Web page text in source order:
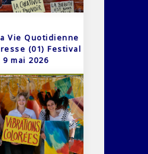
Vie Quotidienne
(01) Festival
9 mai 2026